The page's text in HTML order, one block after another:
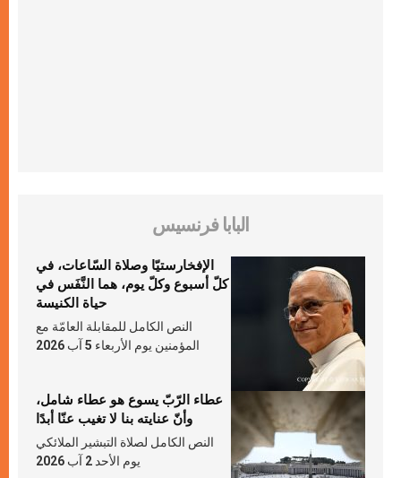
البابا فرنسيس
الإفخارستيّا وصلاة السّاعات، في
كلّ أسبوع وكلّ يوم، هما النَّفَس في
حياة الكنيسة
النص الكامل للمقابلة العامّة مع
المؤمنين يوم الأربعاء 5 آب 2026
عطاء الرّبّ يسوع هو عطاء شامل،
وأنّ عنايته بنا لا تغيب عنّا أبدًا
النص الكامل لصلاة التبشير الملائكي
يوم الأحد 2 آب 2026